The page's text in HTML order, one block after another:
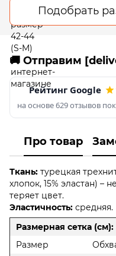
Подобрать
🚚 Отправим
Рейтинг Google
на основе 629 отзывов
Про товар
Ткань: турецкая
хлопок, 15% эластан) –
теряет цвет.
Эластичность: средняя.
Размерная сетка (см):
Размер